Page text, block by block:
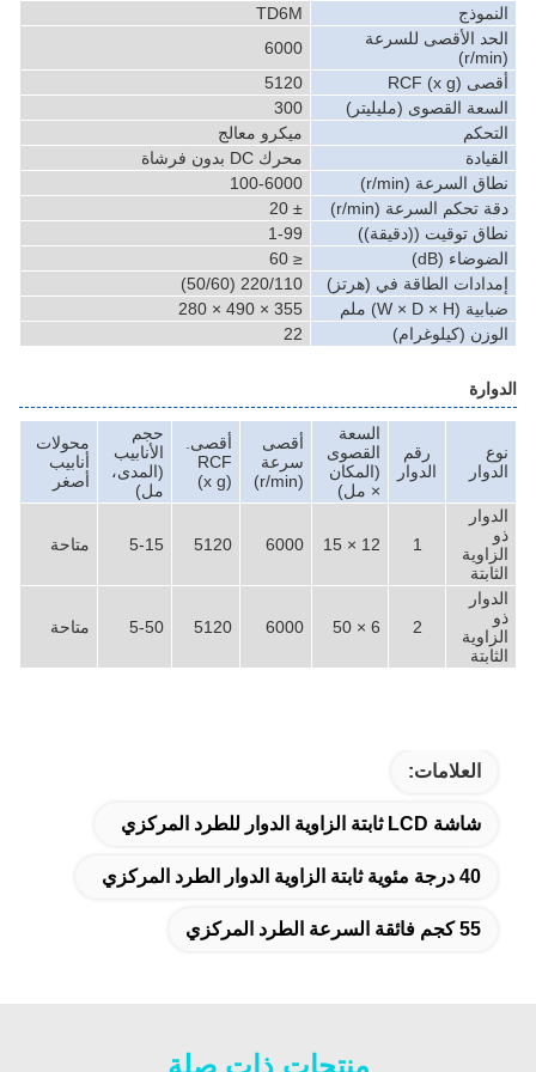
النموذج
TD6M
الحد الأقصى للسرعة
6000
أقصى RCF (x g)
5120
السعة القصوى (مليليتر)
300
التحكم
ميكرو معالج
القيادة
محرك DC بدون فرشاة
نطاق السرعة (r/min)
100-6000
دقة تحكم السرعة (r/min)
± 20
نطاق توقيت ((دقيقة))
1-99
الضوضاء (dB)
≤ 60
إمدادات الطاقة في (هرتز)
220/110 (50/60)
ضبابية (W × D × H) ملم
355 × 490 × 280
الوزن (كيلوغرام)
22
الدوارة
نوع
الدوار
رقم
الدوار
السعة
القصوى
(المكان
× مل)
أقصى
سرعة
أقصى.
RCF
حجم
الأنابيب
(المدى،
مل)
محولات
أنابيب
أصغر
الدوار
ذو
الزاوية
الثابتة
12 × 15
6000
5120
5-15 متاحة
الدوار
ذو
الزاوية
الثابتة
2
6000
5120
5-50 متاحة
العلامات:
شاشة LCD ثابتة الزاوية الدوار للطرد المركزي
40 درجة مئوية ثابتة الزاوية الدوار الطرد المركزي
55 كجم فائقة السرعة الطرد المركزي
منتجات ذات صلة